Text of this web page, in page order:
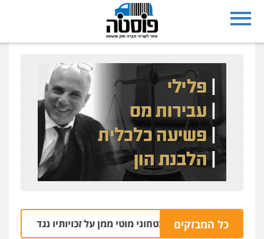
כל המבזקים
של האסיר הבטחוני מוטי ממן על זכויותיו נגד שב"ס ובתי-